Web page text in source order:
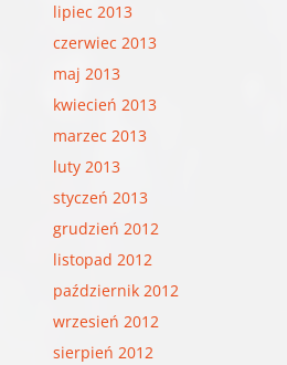
lipiec 2013
czerwiec 2013
maj 2013
kwiecień 2013
marzec 2013
luty 2013
styczeń 2013
grudzień 2012
listopad 2012
październik 2012
wrzesień 2012
sierpień 2012